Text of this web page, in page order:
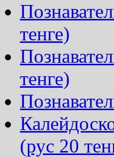
тенге)
тенге)
(рус 20